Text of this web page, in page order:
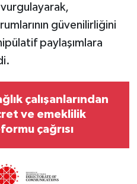
vurgulayarak,
güvenilirliğini
paylaşımlara
çalışanlarından
ve emeklilik
çağrısı